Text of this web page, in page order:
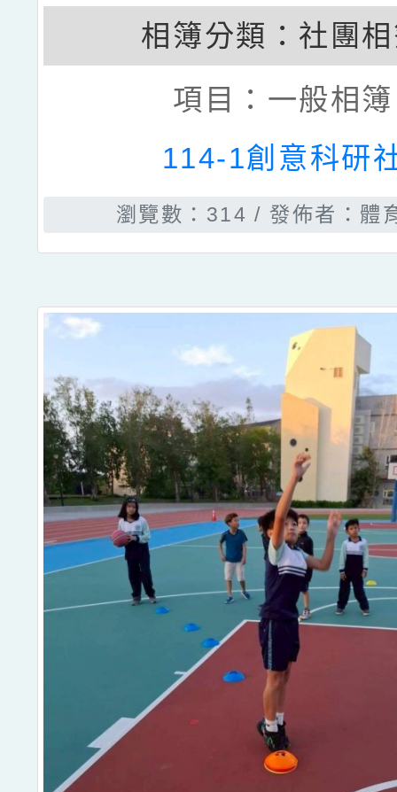
相簿分類： 社團
項目： 一般相簿
114-1創意科研
瀏覽數：314 發佈者：體